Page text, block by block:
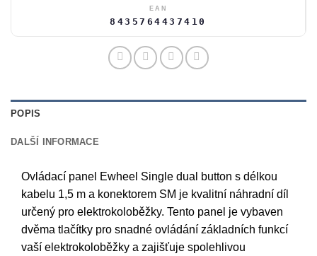
EAN
8435764437410
POPIS
DALŠÍ INFORMACE
Ovládací panel Ewheel Single dual button s délkou
kabelu 1,5 m a konektorem SM je kvalitní náhradní díl
určený pro elektrokoloběžky. Tento panel je vybaven
dvěma tlačítky pro snadné ovládání základních funkcí
vaší elektrokoloběžky a zajišťuje spolehlivou